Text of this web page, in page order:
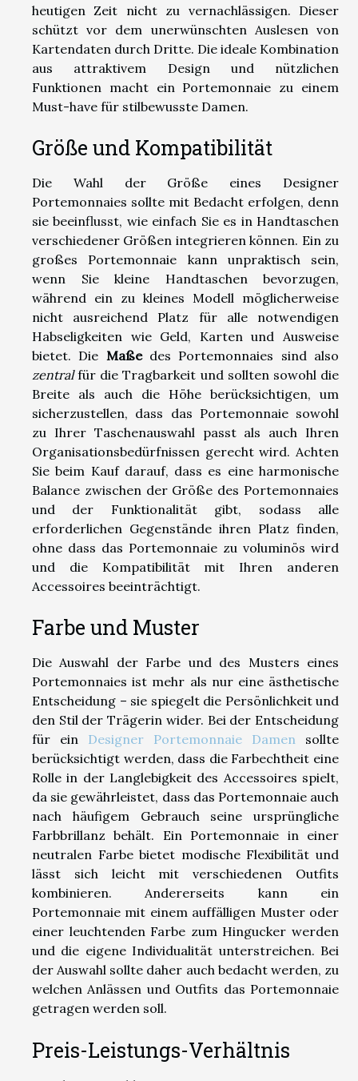
heutigen Zeit nicht zu vernachlässigen. Dieser
schützt vor dem unerwünschten Auslesen von
Kartendaten durch Dritte. Die ideale Kombination
aus attraktivem Design und nützlichen
Funktionen macht ein Portemonnaie zu einem
Must-have für stilbewusste Damen.
Größe und Kompatibilität
Die Wahl der Größe eines Designer
Portemonnaies sollte mit Bedacht erfolgen, denn
sie beeinflusst, wie einfach Sie es in Handtaschen
verschiedener Größen integrieren können. Ein zu
großes Portemonnaie kann unpraktisch sein,
wenn Sie kleine Handtaschen bevorzugen,
während ein zu kleines Modell möglicherweise
nicht ausreichend Platz für alle notwendigen
Habseligkeiten wie Geld, Karten und Ausweise
bietet. Die Maßedes Portemonnaies sind also
zentralfür die Tragbarkeit und sollten sowohl die
Breite als auch die Höhe berücksichtigen, um
sicherzustellen, dass das Portemonnaie sowohl
zu Ihrer Taschenauswahl passt als auch Ihren
Organisationsbedürfnissen gerecht wird. Achten
Sie beim Kauf darauf, dass es eine harmonische
Balance zwischen der Größe des Portemonnaies
und der Funktionalität gibt, sodass alle
erforderlichen Gegenstände ihren Platz finden,
ohne dass das Portemonnaie zu voluminös wird
und die Kompatibilität mit Ihren anderen
Accessoires beeinträchtigt.
Farbe und Muster
Die Auswahl der Farbe und des Musters eines
Portemonnaies ist mehr als nur eine ästhetische
Entscheidung – sie spiegelt die Persönlichkeit und
den Stil der Trägerin wider. Bei der Entscheidung
für ein Designer Portemonnaie Damen sollte
berücksichtigt werden, dass die Farbechtheit eine
Rolle in der Langlebigkeit des Accessoires spielt,
da sie gewährleistet, dass das Portemonnaie auch
nach häufigem Gebrauch seine ursprüngliche
Farbbrillanz behält. Ein Portemonnaie in einer
neutralen Farbe bietet modische Flexibilität und
lässt sich leicht mit verschiedenen Outfits
kombinieren. Andererseits kann ein
Portemonnaie mit einem auffälligen Muster oder
einer leuchtenden Farbe zum Hingucker werden
und die eigene Individualität unterstreichen. Bei
der Auswahl sollte daher auch bedacht werden, zu
welchen Anlässen und Outfits das Portemonnaie
getragen werden soll.
Preis-Leistungs-Verhältnis